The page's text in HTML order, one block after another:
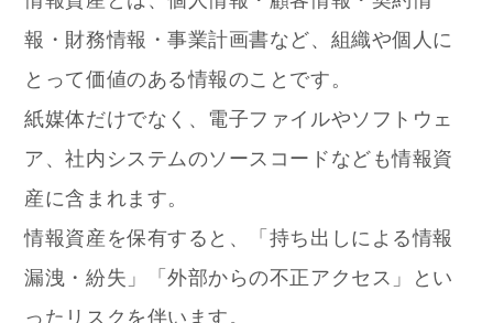
報・財務情報・事業計画書など、組織や個人に
とって価値のある情報のことです。
紙媒体だけでなく、電子ファイルやソフトウェ
ア、社内システムのソースコードなども情報資
産に含まれます。
情報資産を保有すると、「持ち出しによる情報
漏洩・紛失」「外部からの不正アクセス」とい
ったリスクを伴います。